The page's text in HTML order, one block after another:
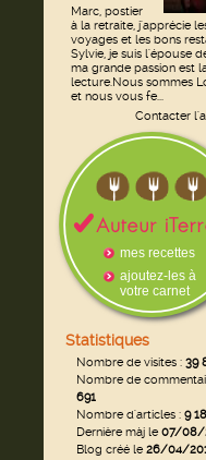
Marc, postier
à la retraite, j'apprécie
voyages et les bons
Sylvie, je suis l'épouse
ma grande passion est
lecture.Nous sommes
et nous vous fe...
Contacter
mes recettes
ajoutez-les à
votre carnet
Statistiques
Nombre de visites : 39
Nombre de
691
Nombre d'articles : 9
Dernière màj le07/08/
Blog créé le26/04/